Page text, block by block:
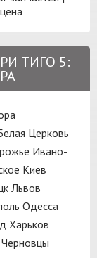
ТИГО 5:
Церковь
Ивано-
Киев
Львов
Одесса
Харьков
Черновцы